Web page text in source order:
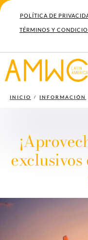
POLÍTICA DE
TÉRMINOS Y
INICIO INFORMACIÓN